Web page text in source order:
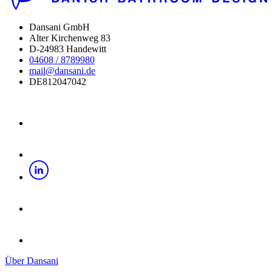
Dansani GmbH
Alter Kirchenweg 83
D-24983 Handewitt